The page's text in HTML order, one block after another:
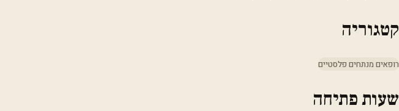
קטגוריה
רופאים מנתחים פלסטיים
שעות פתיחה